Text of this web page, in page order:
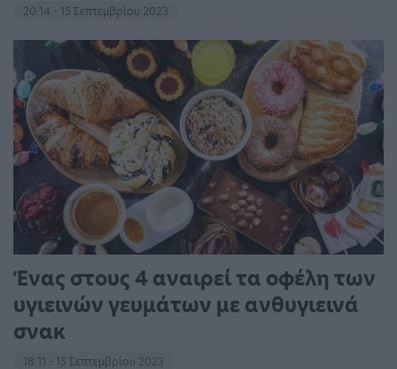
20:14 - 15 Σεπτεμβρίου 2023
Ένας στους 4 αναιρεί τα οφέλη των
υγιεινών γευμάτων με ανθυγιεινά
σνακ
18:11 - 15 Σεπτεμβρίου 2023